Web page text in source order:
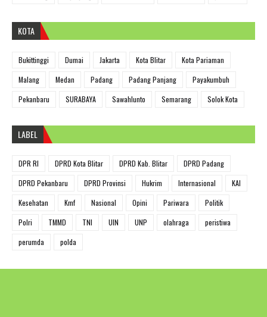
KOTA
Bukittinggi Dumai Jakarta Kota Blitar
Kota Pariaman
Malang
Medan Padang Padang Panjang
Payakumbuh
Pekanbaru
SURABAYA Sawahlunto Semarang Solok Kota
LABEL
DPR RI DPRD Kota Blitar DPRD Kab. Blitar
DPRD Padang
DPRD Pekanbaru
DPRD Provinsi Hukrim Internasional
KAI
Kesehatan
Kmf Nasional Opini Pariwara
Politik
Polri
TMMD TNI UIN UNP olahraga
peristiwa
perumda
polda